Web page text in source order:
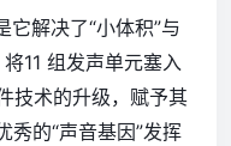
解决了“小体积”与
11 组发声单元塞入
技术的升级，赋予其
秀的“声音基因”发挥